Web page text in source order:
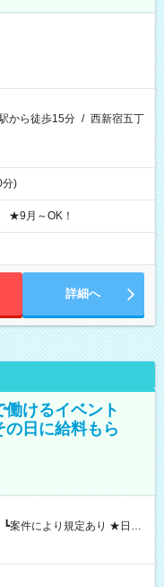
から徒歩15分 / 西新宿五丁
分)
★9月～OK！
詳細へ
けるイベント
日に給料もら
に現金GET♪ お仕事後はコ
試用期間】試